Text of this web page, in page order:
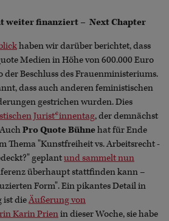
weiter finanziert – Next Chapter
haben wir darüber berichtet, dass
Medien in Höhe von 600.000 Euro
Beschluss des Frauenministeriums.
dass auch anderen feministischen
gestrichen wurden. Dies
Jurist*innentag, der demnächst
Pro Quote Bühnehat für Ende
Thema "Kunstfreiheit vs. Arbeitsrecht -
geplantund sammelt nun
überhaupt stattfinden kann –
Form". Ein pikantes Detail in
ist dieÄußerung von
Karin Prienin dieser Woche, sie habe